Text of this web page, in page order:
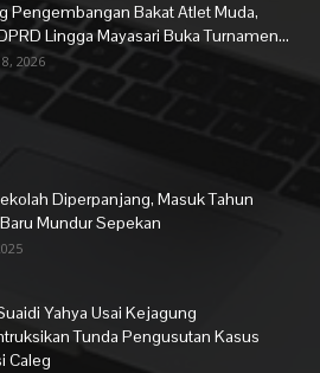
Pengembangan Bakat Atlet Muda,
Lingga Mayasari Buka Turnamen...
2026
Diperpanjang, Masuk Tahun
Mundur Sepekan
Yahya Usai Kejagung
Tunda Pengusutan Kasus
Caleg